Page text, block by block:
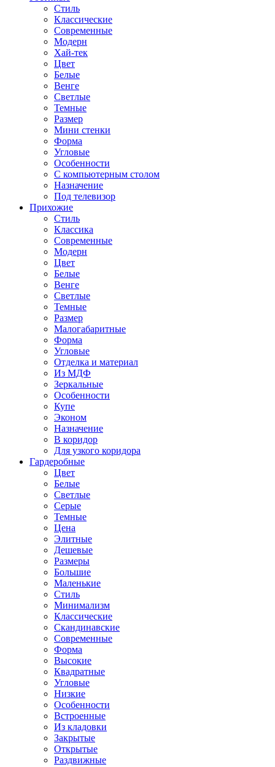
Стиль
Классические
Современные
Модерн
Хай-тек
Цвет
Белые
Венге
Светлые
Темные
Размер
Мини стенки
Форма
Угловые
Особенности
С компьютерным столом
Назначение
Под телевизор
Прихожие
Стиль
Классика
Современные
Модерн
Цвет
Белые
Венге
Светлые
Темные
Размер
Малогабаритные
Форма
Угловые
Отделка и материал
Из МДФ
Зеркальные
Особенности
Купе
Эконом
Назначение
В коридор
Для узкого коридора
Гардеробные
Цвет
Белые
Светлые
Серые
Темные
Цена
Элитные
Дешевые
Размеры
Большие
Маленькие
Стиль
Минимализм
Классические
Скандинавские
Современные
Форма
Высокие
Квадратные
Угловые
Низкие
Особенности
Встроенные
Из кладовки
Закрытые
Открытые
Раздвижные